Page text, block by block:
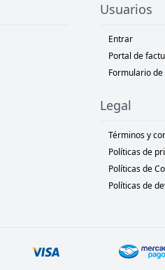
Usuarios
Entrar
Portal de
Formulario
Legal
Términos y
Políticas de
Políticas de
Políticas de